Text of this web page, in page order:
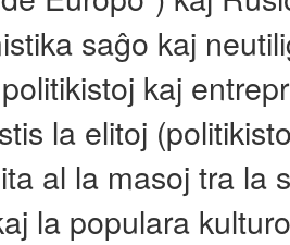
saĝo kaj
kaj
la elitoj
al la masoj tra la
la populara